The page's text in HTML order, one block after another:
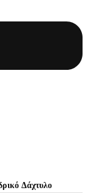
Δάχτυλο